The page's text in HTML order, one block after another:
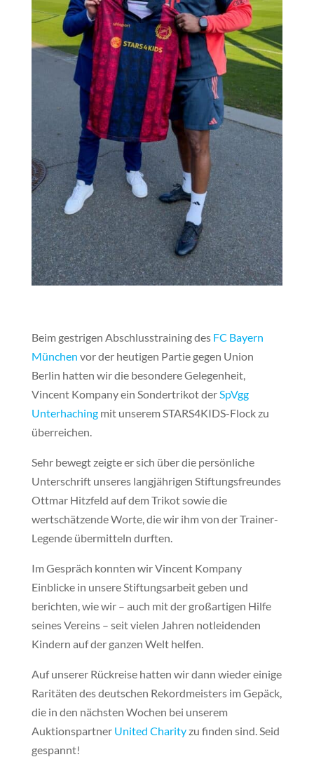
Beim gestrigen Abschlusstraining des FC Bayern
München vor der heutigen Partie gegen Union
Berlin hatten wir die besondere Gelegenheit,
Vincent Kompany ein Sondertrikot derSpVgg
Unterhachingmit unserem STARS4KIDS-Flock zu
überreichen.
Sehr bewegt zeigte er sich über die persönliche
Unterschrift unseres langjährigen Stiftungsfreundes
Ottmar Hitzfeld auf dem Trikot sowie die
wertschätzende Worte, die wir ihm von der Trainer-
Legende übermitteln durften.
Im Gespräch konnten wir Vincent Kompany
Einblicke in unsere Stiftungsarbeit geben und
berichten, wie wir – auch mit der großartigen Hilfe
seines Vereins – seit vielen Jahren notleidenden
Kindern auf der ganzen Welt helfen.
Auf unserer Rückreise hatten wir dann wieder einige
Raritäten des deutschen Rekordmeisters im Gepäck,
die in den nächsten Wochen bei unserem
Auktionspartner United Charityzu finden sind. Seid
gespannt!